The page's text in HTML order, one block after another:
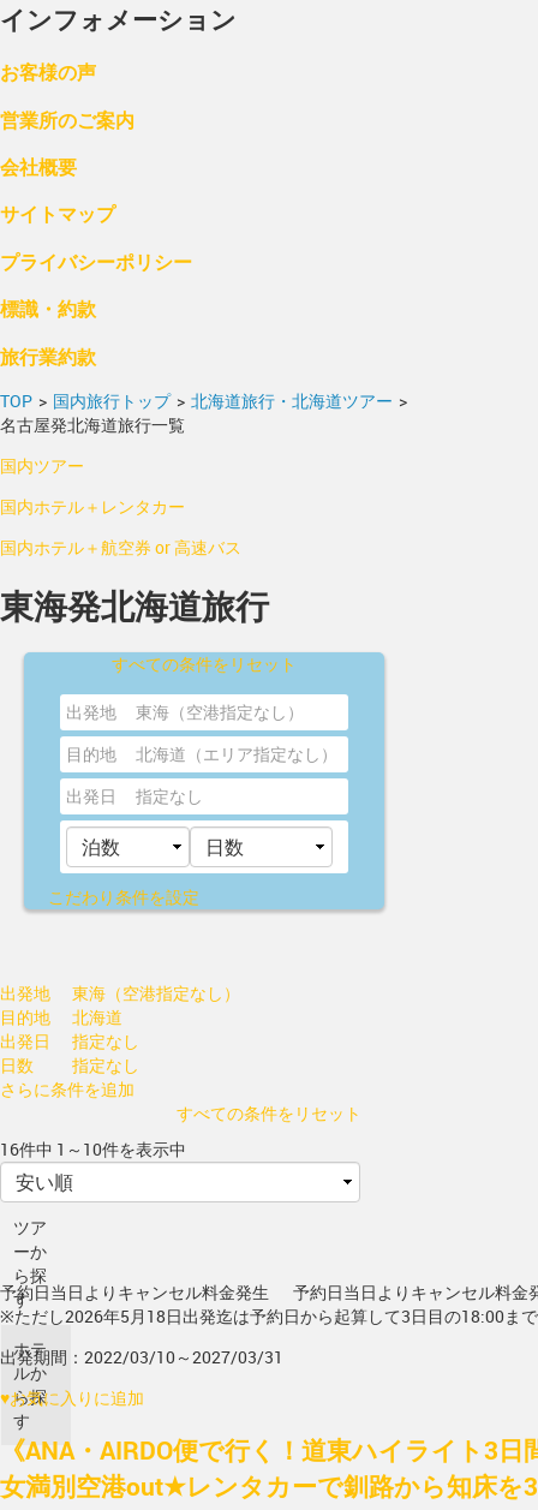
インフォメーション
お客様の声
営業所のご案内
会社概要
サイトマップ
プライバシーポリシー
標識・約款
旅行業約款
TOP > 国内旅行トップ > 北海道旅行・北海道ツアー >
名古屋発北海道旅行一覧
国内ツアー
国内ホテル＋レンタカー
国内ホテル＋航空券 or 高速バス
東海発北海道旅行
すべての条件をリセット
出発地
東海（空港指定なし）
目的地
北海道（エリア指定なし）
出発日
指定なし
こだわり条件を設定
出発地
東海（空港指定なし）
目的地
北海道
出発日
指定なし
日数
指定なし
さらに条件を追加
すべての条件をリセット
16件中 1～10件を表示中
ツア
ーか
ら探
す
ホテ
ルか
ら探
す
予約日当日よりキャンセル料金発生
予約日当日よりキャンセル料金
※ただし2026年5月18日出発迄は予約日から起算して3日目の18:00ま
出発期間：2022/03/10～2027/03/31
♥お気に入りに追加
《ANA・AIRDO便で行く！道東ハイライト3
女満別空港out★レンタカーで釧路から知床を